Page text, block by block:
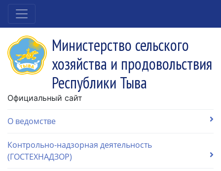
Министерство сельского
хозяйства и продовольствия
Республики Тыва
Официальный сайт
О ведомстве
Контрольно-надзорная деятельность
(ГОСТЕХНАДЗОР)